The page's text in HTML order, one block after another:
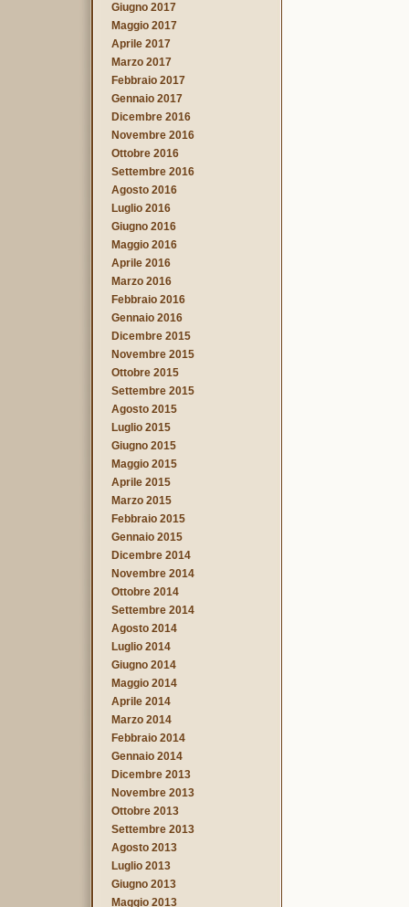
Giugno 2017
Maggio 2017
Aprile 2017
Marzo 2017
Febbraio 2017
Gennaio 2017
Dicembre 2016
Novembre 2016
Ottobre 2016
Settembre 2016
Agosto 2016
Luglio 2016
Giugno 2016
Maggio 2016
Aprile 2016
Marzo 2016
Febbraio 2016
Gennaio 2016
Dicembre 2015
Novembre 2015
Ottobre 2015
Settembre 2015
Agosto 2015
Luglio 2015
Giugno 2015
Maggio 2015
Aprile 2015
Marzo 2015
Febbraio 2015
Gennaio 2015
Dicembre 2014
Novembre 2014
Ottobre 2014
Settembre 2014
Agosto 2014
Luglio 2014
Giugno 2014
Maggio 2014
Aprile 2014
Marzo 2014
Febbraio 2014
Gennaio 2014
Dicembre 2013
Novembre 2013
Ottobre 2013
Settembre 2013
Agosto 2013
Luglio 2013
Giugno 2013
Maggio 2013